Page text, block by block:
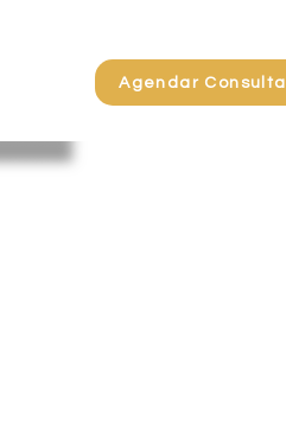
Agendar Consulta